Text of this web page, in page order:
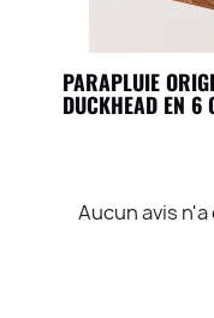
PARAPLUIE
DUCKHEAD EN 6
Aucun avis